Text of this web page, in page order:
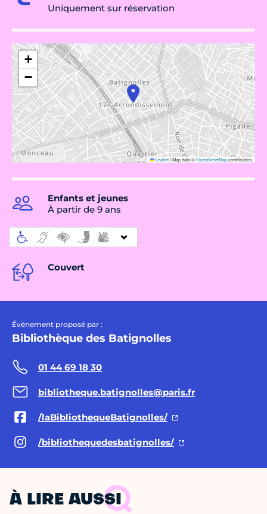
Uniquement sur réservation
+
−
Leaflet|Map data ©OpenStreetMapcontributors
Enfants et jeunes
À partir de 9 ans
Couvert
Évènement proposé par :
Bibliothèque des Batignolles
01 44 69 18 30
bibliotheque.batignolles@paris.fr
/laBibliothequeBatignolles/
/bibliothequedesbatignolles/
À LIRE AUSSI